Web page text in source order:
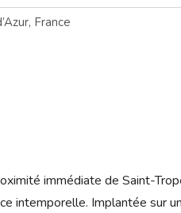
France
immédiate de Saint-
intemporelle. Implantée sur